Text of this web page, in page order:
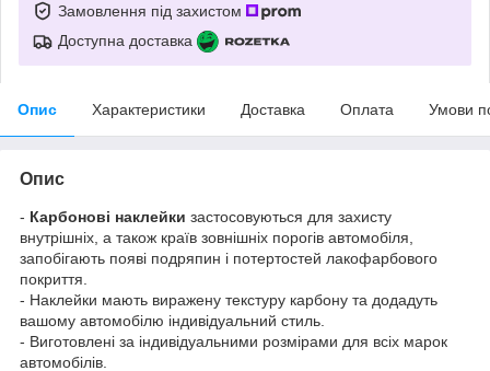
Замовлення під захистом
Доступна доставка
Опис Характеристики Доставка Оплата Умови
Опис
- Карбонові наклейки застосовуються для захисту
внутрішніх, а також країв зовнішніх порогів автомобіля,
запобігають появі подряпин і потертостей лакофарбового
покриття.
- Наклейки мають виражену текстуру карбону та додадуть
вашому автомобілю індивідуальний стиль.
- Виготовлені за індивідуальними розмірами для всіх марок
автомобілів.